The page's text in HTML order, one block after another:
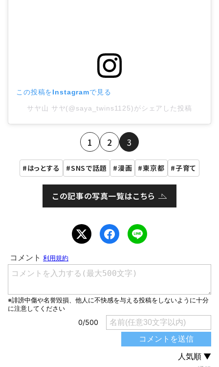
この投稿をInstagramで見る
サヤ山 サヤ(@saya_twins1125)がシェアした投稿
1 2 3
はっとする SNSで話題 漫画 東京都 子育て
この記事の写真一覧はこちら